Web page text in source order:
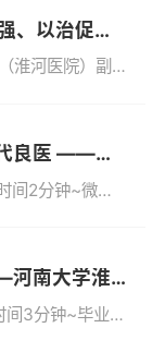
淮河医院开展“以质图强、以治促强”专题党课活动
9月8日，第二临床医学院（淮河医院）副院长马静以“以质图强、以治促强”为主题，为全院中层干部讲授了一堂专题党课，系统阐述教育强国背景下临床医学教育高质量发展的路径与方向。马静围绕中国特色社会主义教育强国的建设目标，深入解读了“六大特质”和“八大体系”的核心内涵，强调思政引领力、人才竞争力、科技支撑力等在医学教育中的关键作用。她强调，教育强国是推进中国式现代化的重要支撑，临床医学教育作为其重要组...
筑牢思想根基 培育时代良医 ——河南大学第二临床医学院（淮河医院）开展2025级研究生新生入学教育活动
全文共1128字，预计阅读时间2分钟~微课堂 建设教育强国、科技强国、人才强国，必须坚持正确办学方向，培养德智体美劳全面发展的社会主义建设者和接班人。要聚焦用新时代中国特色社会主义思想铸魂育人，把德育贯穿于智育、体育、美育、劳动教育全过程。要坚持思政课建设和党的创新理论武装同步推进、思政课程和课程思政同向同行，把思政教育“小课堂”和社会“大课堂”有效融合起来，把德育工作做得更到位、更有效。——...
薪火相传 医路新程——河南大学淮河医院举行2025届研究生毕业典礼暨学位授予仪式
全文共749字，预计阅读时间3分钟~毕业典礼现场河南大学医学院党委常务副书记 王莹河南大学淮河医院院长、党委副书记、第二临床医学院（淮河医院）院长 左克强第二临床医学院（淮河医院）执行院长 秦长江第二临床医学院（淮河医院）副院长 石贞玉6月25日，河南大学淮河医院举行2025届临床医学研究生毕业典礼暨学位授予仪式。河南大学医学院党委常务副书记王莹，河南大学医学院副院长柴立辉，淮河医院全体在院领...